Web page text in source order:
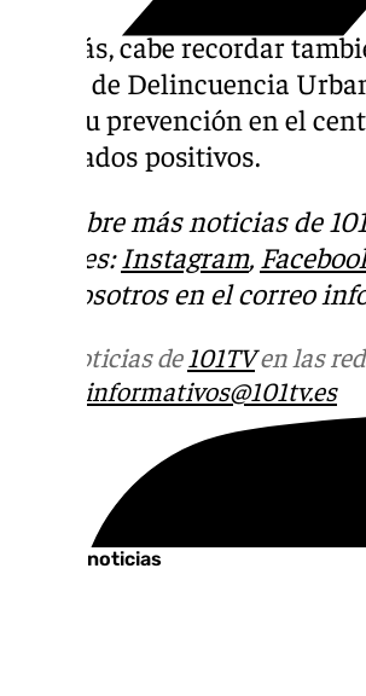
Además, cabe recordar
Grupo de Delincuencia
para su prevención en el
resultados positivos.
Descubre más noticias de
sociales: Instagram,
con nosotros en el correo
Más noticias de 101TVen las
informativos@101tv.es
Últimas noticias